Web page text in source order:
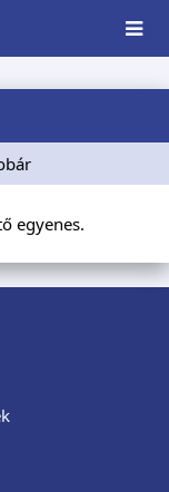
egyenes.